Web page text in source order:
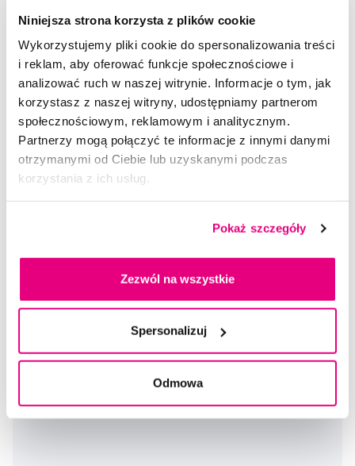
Niniejsza strona korzysta z plików cookie
Wykorzystujemy pliki cookie do spersonalizowania treści
i reklam, aby oferować funkcje społecznościowe i
analizować ruch w naszej witrynie. Informacje o tym, jak
korzystasz z naszej witryny, udostępniamy partnerom
społecznościowym, reklamowym i analitycznym.
Partnerzy mogą połączyć te informacje z innymi danymi
otrzymanymi od Ciebie lub uzyskanymi podczas
korzystania z ich usług.
Pokaż szczegóły
Zezwól na wszystkie
Spersonalizuj
Odmowa
Tweezerman Slant Tweezer pęseta stalowa
79,92 Zł 99,90 Zł
5,0/5 (40x)
Do koszyka
Dostępny > 5 szt
Natychmiast w1 sklepie